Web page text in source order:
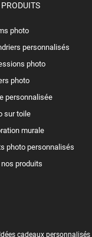
photo
personnalisés
photo
photo
personnalisée
sur toile
murale
photo personnalisés
produits
Idées cadeaux personnalisés